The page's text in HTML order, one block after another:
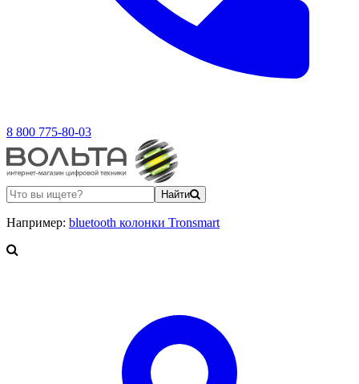
8 800 775-80-03
Найти
Например: bluetooth колонки Tronsmart